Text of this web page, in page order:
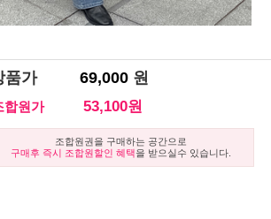
품가 69,000 원
합원가 53,100원
조합원권을 구매하는 공간으로
구매후 즉시 조합원할인 혜택을 받으실수 있습니다.